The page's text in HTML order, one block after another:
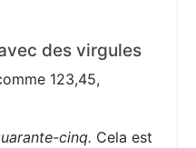
des virgules
123,45,
cinq. Cela est